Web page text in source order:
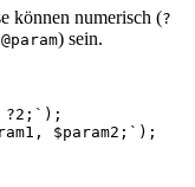
können numerisch (?
@param) sein.
?2;` );
$param2;` );